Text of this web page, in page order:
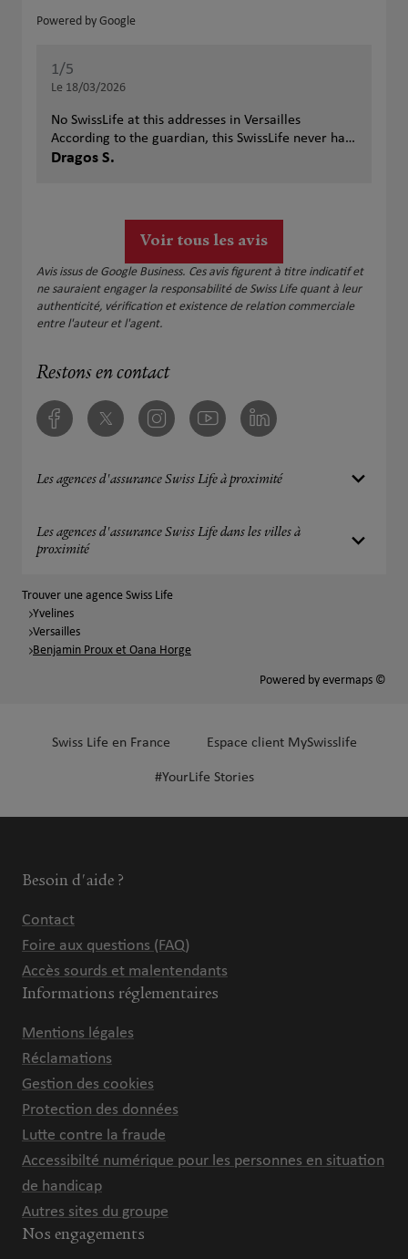
Powered by Google
1/5
Le 18/03/2026
No SwissLife at this addresses in Versailles
According to the guardian, this SwissLife never had
an office in this building. Don’t waste your time
Dragos S.
Voir tous les avis
Avis issus de Google Business. Ces avis figurent à titre indicatif et
ne sauraient engager la responsabilité de Swiss Life quant à leur
authenticité, vérification et existence de relation commerciale
entre l'auteur et l'agent.
Restons en contact
FacebookTwitter InstagramYoutube Linkedin
Les agences d'assurance Swiss Life à proximité
Les agences d'assurance Swiss Life dans les villes à
proximité
Trouver une agence Swiss Life
Yvelines
Versailles
Benjamin Proux et Oana Horge
Powered by evermaps ©
Swiss Life en France Espace client MySwisslife
#YourLife Stories
Besoin d'aide ?
Contact
Foire aux questions (FAQ)
Accès sourds et malentendants
Informations réglementaires
Mentions légales
Réclamations
Gestion des cookies
Protection des données
Lutte contre la fraude
Accessibilté numérique pour les personnes en situation
de handicap
Autres sites du groupe
Nos engagements